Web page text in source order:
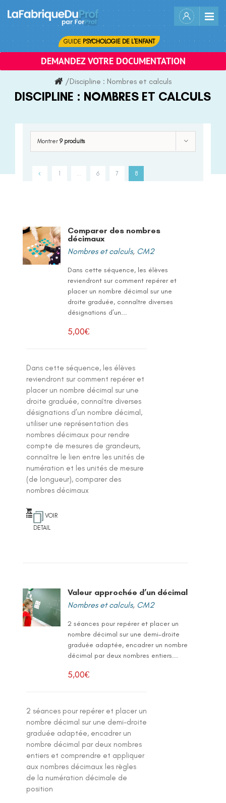
content
GUIDE PSYCHOLOGIE DE L'ENFANT
DEMANDEZ VOTRE DOCUMENTATION
/Discipline : Nombres et calculs
DISCIPLINE : NOMBRES ET CALCULS
Montrer 9 produits
1 6 7 8
Comparer des nombres
décimaux
Nombres et calculs, CM2
Dans cette séquence, les élèves
reviendront sur comment repérer et
placer un nombre décimal sur une
droite graduée, connaître diverses
désignations d’un...
5,00€
Dans cette séquence, les élèves
reviendront sur comment repérer et
placer un nombre décimal sur une
droite graduée, connaître diverses
désignations d’un nombre décimal,
utiliser une représentation des
nombres décimaux pour rendre
compte de mesures de grandeurs,
connaître le lien entre les unités de
numération et les unités de mesure
(de longueur), comparer des
nombres décimaux
VOIR
DETAIL
Valeur approchée d’un décimal
Nombres et calculs, CM2
2 séances pour repérer et placer un
nombre décimal sur une demi-droite
graduée adaptée, encadrer un nombre
décimal par deux nombres entiers...
5,00€
2 séances pour repérer et placer un
nombre décimal sur une demi-droite
graduée adaptée, encadrer un
nombre décimal par deux nombres
entiers et comprendre et appliquer
aux nombres décimaux les règles
de la numération décimale de
position